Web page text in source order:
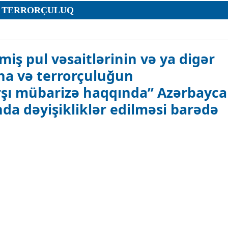
TERRORÇULUQ
pul vəsaitlərinin və ya digər
və terrorçuluğun
mübarizə haqqında”
dəyişikliklər edilməsi barədə
ya digər əmlakın leqallaşdırılmasına və terrorçuluğun